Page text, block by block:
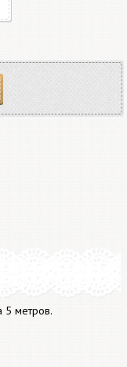
5 метров.